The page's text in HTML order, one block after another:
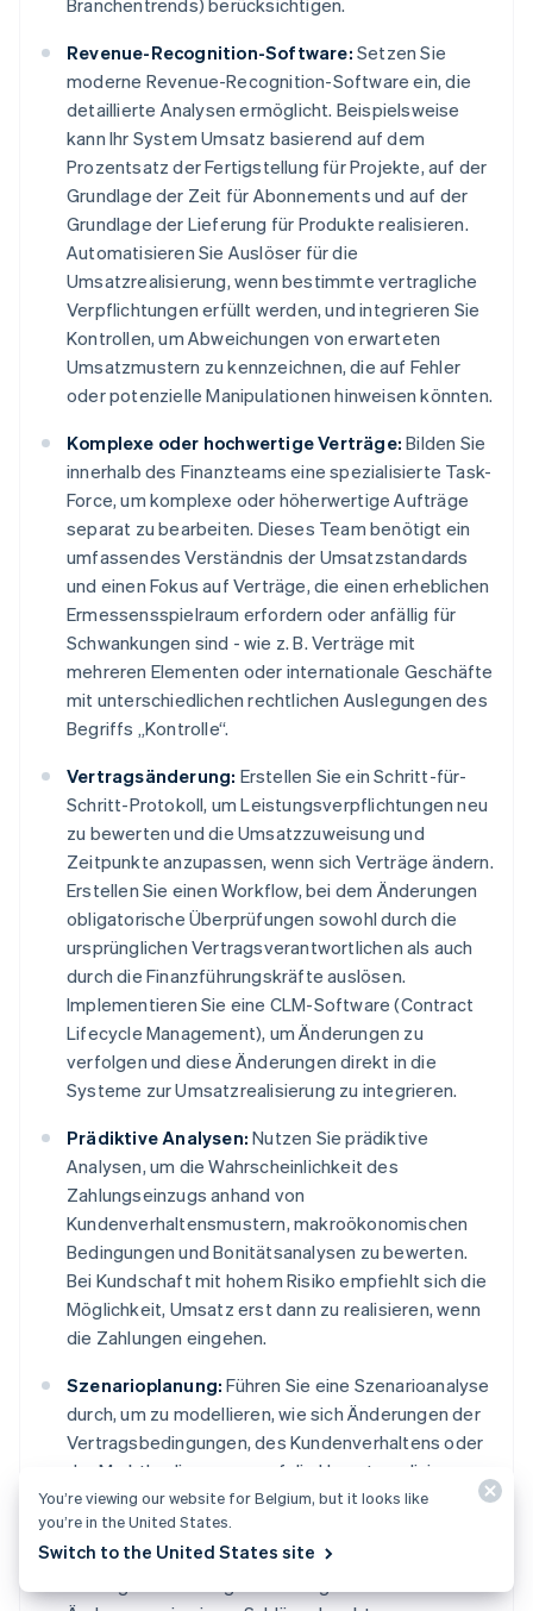
Branchentrends) berücksichtigen.
Revenue-Recognition-Software: Setzen Sie
moderne Revenue-Recognition-Software ein, die
detaillierte Analysen ermöglicht. Beispielsweise
kann Ihr System Umsatz basierend auf dem
Prozentsatz der Fertigstellung für Projekte, auf der
Grundlage der Zeit für Abonnements und auf der
Grundlage der Lieferung für Produkte realisieren.
Automatisieren Sie Auslöser für die
Umsatzrealisierung, wenn bestimmte vertragliche
Verpflichtungen erfüllt werden, und integrieren Sie
Kontrollen, um Abweichungen von erwarteten
Umsatzmustern zu kennzeichnen, die auf Fehler
oder potenzielle Manipulationen hinweisen könnten.
Komplexe oder hochwertige Verträge: Bilden Sie
innerhalb des Finanzteams eine spezialisierte Task-
Force, um komplexe oder höherwertige Aufträge
separat zu bearbeiten. Dieses Team benötigt ein
umfassendes Verständnis der Umsatzstandards
und einen Fokus auf Verträge, die einen erheblichen
Ermessensspielraum erfordern oder anfällig für
Schwankungen sind - wie z. B. Verträge mit
mehreren Elementen oder internationale Geschäfte
mit unterschiedlichen rechtlichen Auslegungen des
Begriffs „Kontrolle“.
Vertragsänderung: Erstellen Sie ein Schritt-für-
Schritt-Protokoll, um Leistungsverpflichtungen neu
zu bewerten und die Umsatzzuweisung und
Zeitpunkte anzupassen, wenn sich Verträge ändern.
Erstellen Sie einen Workflow, bei dem Änderungen
obligatorische Überprüfungen sowohl durch die
ursprünglichen Vertragsverantwortlichen als auch
durch die Finanzführungskräfte auslösen.
Implementieren Sie eine CLM-Software (Contract
Lifecycle Management), um Änderungen zu
verfolgen und diese Änderungen direkt in die
Systeme zur Umsatzrealisierung zu integrieren.
Prädiktive Analysen: Nutzen Sie prädiktive
Analysen, um die Wahrscheinlichkeit des
Zahlungseinzugs anhand von
Kundenverhaltensmustern, makroökonomischen
Bedingungen und Bonitätsanalysen zu bewerten.
Bei Kundschaft mit hohem Risiko empfiehlt sich die
Möglichkeit, Umsatz erst dann zu realisieren, wenn
die Zahlungen eingehen.
Szenarioplanung: Führen Sie eine Szenarioanalyse
durch, um zu modellieren, wie sich Änderungen der
Vertragsbedingungen, des Kundenverhaltens oder
der Marktbedingungen auf die Umsatzrealisierung
auswirken. Entwickeln Sie Notfallpläne zur
Anpassung Ihrer Jahresabschlüsse und
Offenlegungen im Falle von größeren
You’re viewing our website for Belgium, but it looks like
you’re in the United States.
Switch to the United States site